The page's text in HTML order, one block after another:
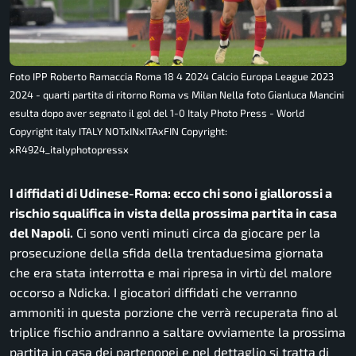
Foto IPP Roberto Ramaccia Roma 18 4 2024 Calcio Europa League 2023
2024 - quarti partita di ritorno Roma vs Milan Nella foto Gianluca Mancini
esulta dopo aver segnato il gol del 1-0 Italy Photo Press - World
Copyright italy ITALY NOTxINxITAxFIN Copyright:
xR4924_italyphotopressx
I diffidati di Udinese-Roma: ecco chi sono i giallorossi a
rischio squalifica in vista della prossima partita in casa
del Napoli. Ci sono venti minuti circa da giocare per la
prosecuzione della sfida della trentaduesima giornata
che era stata interrotta e mai ripresa in virtù del malore
occorso a Ndicka. I giocatori diffidati che verranno
ammoniti in questa porzione che verrà recuperata fino al
triplice fischio andranno a saltare ovviamente la prossima
partita in casa dei partenopei e nel dettaglio si tratta di